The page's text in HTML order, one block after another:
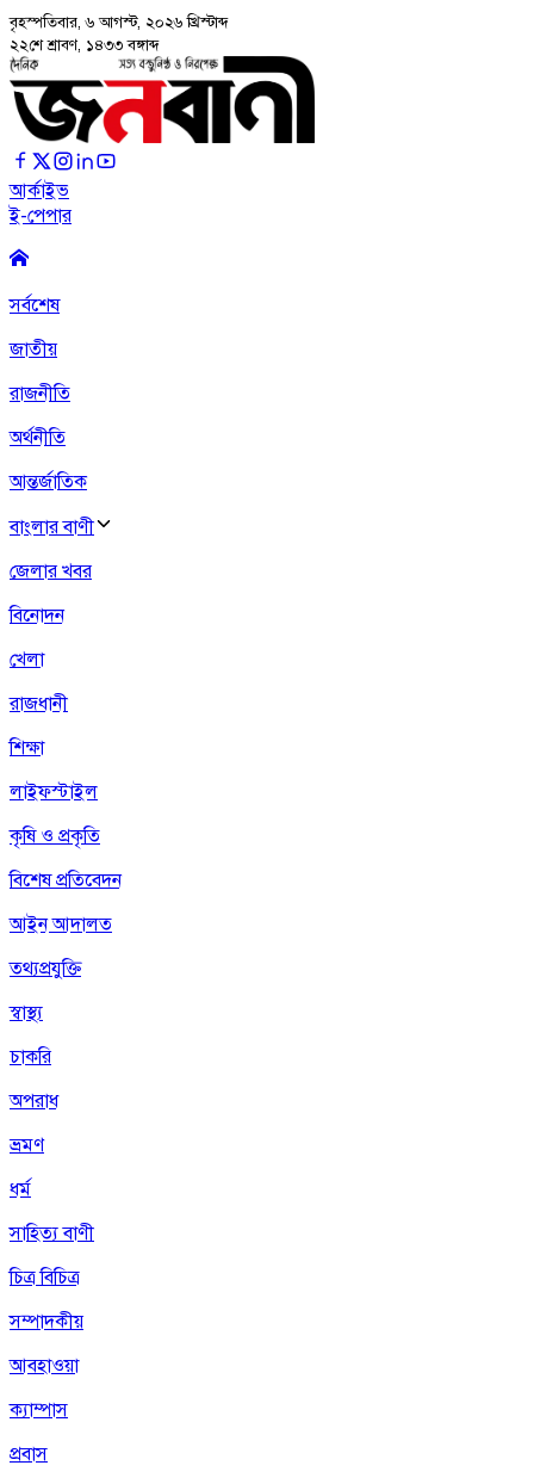
বৃহস্পতিবার, ৬ আগস্ট, ২০২৬ খ্রিস্টাব্দ
২২শে শ্রাবণ, ১৪৩৩ বঙ্গাব্দ
আর্কাইভ
ই-পেপার
সর্বশেষ
জাতীয়
রাজনীতি
অর্থনীতি
আন্তর্জাতিক
বাংলার বাণী
জেলার খবর
বিনোদন
খেলা
রাজধানী
শিক্ষা
লাইফস্টাইল
কৃষি ও প্রকৃতি
বিশেষ প্রতিবেদন
আইন আদালত
তথ্যপ্রযুক্তি
স্বাস্থ্য
চাকরি
অপরাধ
ভ্রমণ
ধর্ম
সাহিত্য বাণী
চিত্র বিচিত্র
সম্পাদকীয়
আবহাওয়া
ক্যাম্পাস
প্রবাস